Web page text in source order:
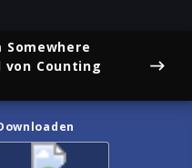
Somewhere
von Counting